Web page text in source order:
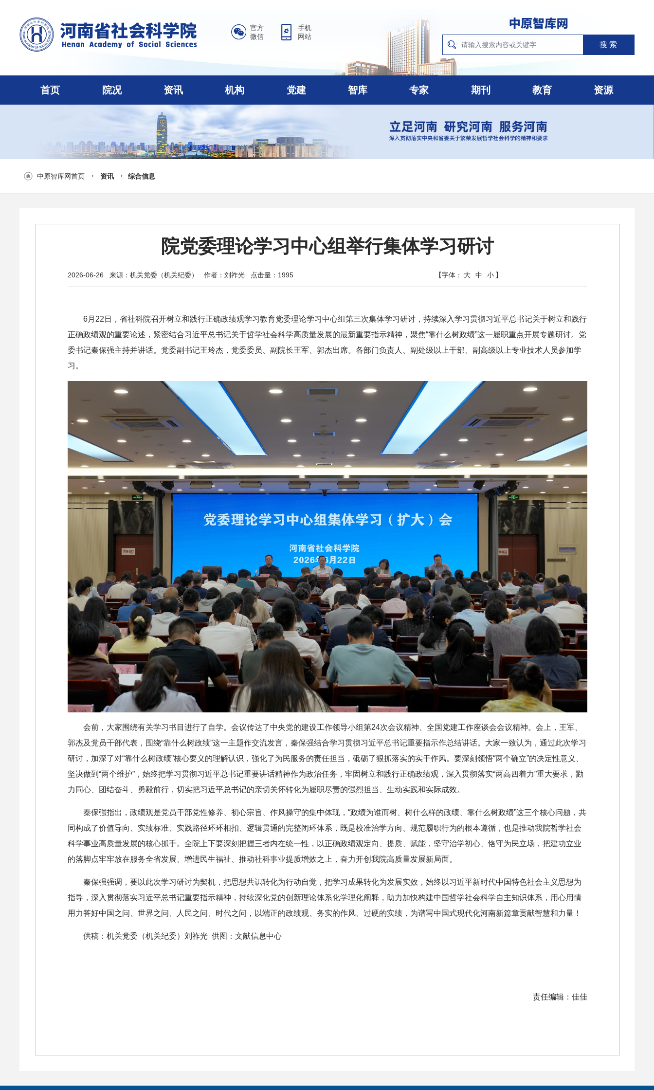
官方
微信
手机
网站
首页 院况 资讯 机构 党建 智库 专家 期刊 教育 资源
中原智库网首页 资讯 综合信息
院党委理论学习中心组举行集体学习研讨
2026-06-26 来源：机关党委（机关纪委） 作者：刘祚光 点击量：1995 【字体： 大 中 小 】
6月22日，省社科院召开树立和践行正确政绩观学习教育党委理论学习中心组第三次集体学习研讨，持续深入学习贯彻习近平总书记关于树立和践行
正确政绩观的重要论述，紧密结合习近平总书记关于哲学社会科学高质量发展的最新重要指示精神，聚焦“靠什么树政绩”这一履职重点开展专题研讨。党
委书记秦保强主持并讲话。党委副书记王玲杰，党委委员、副院长王军、郭杰出席。各部门负责人、副处级以上干部、副高级以上专业技术人员参加学
习。
会前，大家围绕有关学习书目进行了自学。会议传达了中央党的建设工作领导小组第24次会议精神、全国党建工作座谈会会议精神。会上，王军、
郭杰及党员干部代表，围绕“靠什么树政绩”这一主题作交流发言，秦保强结合学习贯彻习近平总书记重要指示作总结讲话。大家一致认为，通过此次学习
研讨，加深了对“靠什么树政绩”核心要义的理解认识，强化了为民服务的责任担当，砥砺了狠抓落实的实干作风。要深刻领悟“两个确立”的决定性意义、
坚决做到“两个维护”，始终把学习贯彻习近平总书记重要讲话精神作为政治任务，牢固树立和践行正确政绩观，深入贯彻落实“两高四着力”重大要求，勠
力同心、团结奋斗、勇毅前行，切实把习近平总书记的亲切关怀转化为履职尽责的强烈担当、生动实践和实际成效。
秦保强指出，政绩观是党员干部党性修养、初心宗旨、作风操守的集中体现，“政绩为谁而树、树什么样的政绩、靠什么树政绩”这三个核心问题，共
同构成了价值导向、实绩标准、实践路径环环相扣、逻辑贯通的完整闭环体系，既是校准治学方向、规范履职行为的根本遵循，也是推动我院哲学社会
科学事业高质量发展的核心抓手。全院上下要深刻把握三者内在统一性，以正确政绩观定向、提质、赋能，坚守治学初心、恪守为民立场，把建功立业
的落脚点牢牢放在服务全省发展、增进民生福祉、推动社科事业提质增效之上，奋力开创我院高质量发展新局面。
秦保强强调，要以此次学习研讨为契机，把思想共识转化为行动自觉，把学习成果转化为发展实效，始终以习近平新时代中国特色社会主义思想为
指导，深入贯彻落实习近平总书记重要指示精神，持续深化党的创新理论体系化学理化阐释，助力加快构建中国哲学社会科学自主知识体系，用心用情
用力答好中国之问、世界之问、人民之问、时代之问，以端正的政绩观、务实的作风、过硬的实绩，为谱写中国式现代化河南新篇章贡献智慧和力量！
供稿：机关党委（机关纪委）刘祚光 供图：文献信息中心
责任编辑：佳佳